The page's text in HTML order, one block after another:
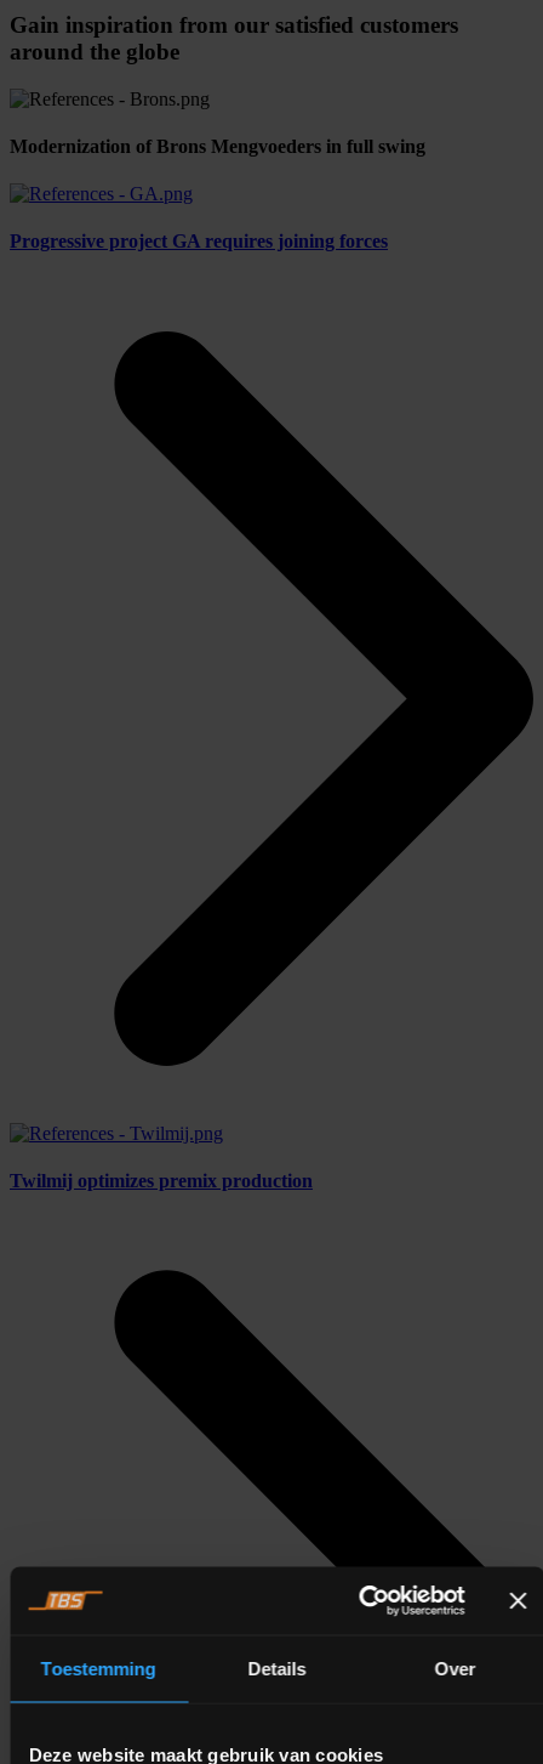
Toestemming Details Over
Deze website maakt gebruik van cookies
Gain inspiration from our satisfied customers
around the globe
Modernization of Brons Mengvoeders in full swing
Progressive project GA requires joining forces
Twilmij optimizes premix production